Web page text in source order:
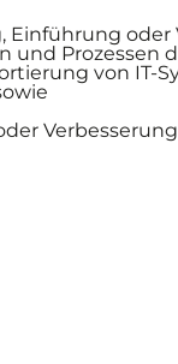
Einführung oder
und Prozessen
von IT-